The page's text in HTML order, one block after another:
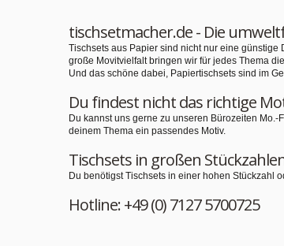
tischsetmacher.de - Die
Tischsets aus Papier sind nicht nur eine
große Movitvielfalt bringen wir für jedes Thema
Und das schöne dabei, Papiertischsets sind im
Du findest nicht das richtige
Du kannst uns gerne zu unseren Bürozeiten Mo.-
deinem Thema ein passendes Motiv.
Tischsets in großen
Du benötigst Tischsets in einer hohen Stückzahl
Hotline: +49 (0) 7127 5700725